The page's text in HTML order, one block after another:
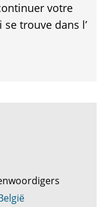
votre
trouve dans l’